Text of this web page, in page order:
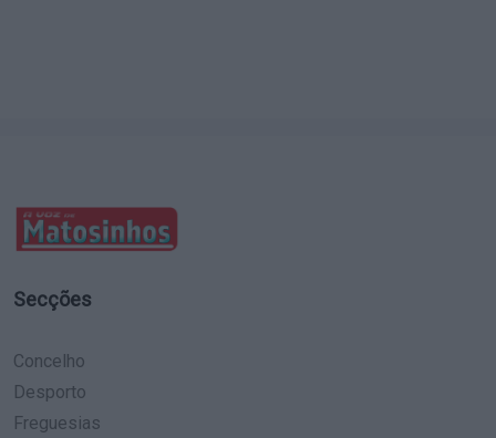
Secções
Concelho
Desporto
Freguesias